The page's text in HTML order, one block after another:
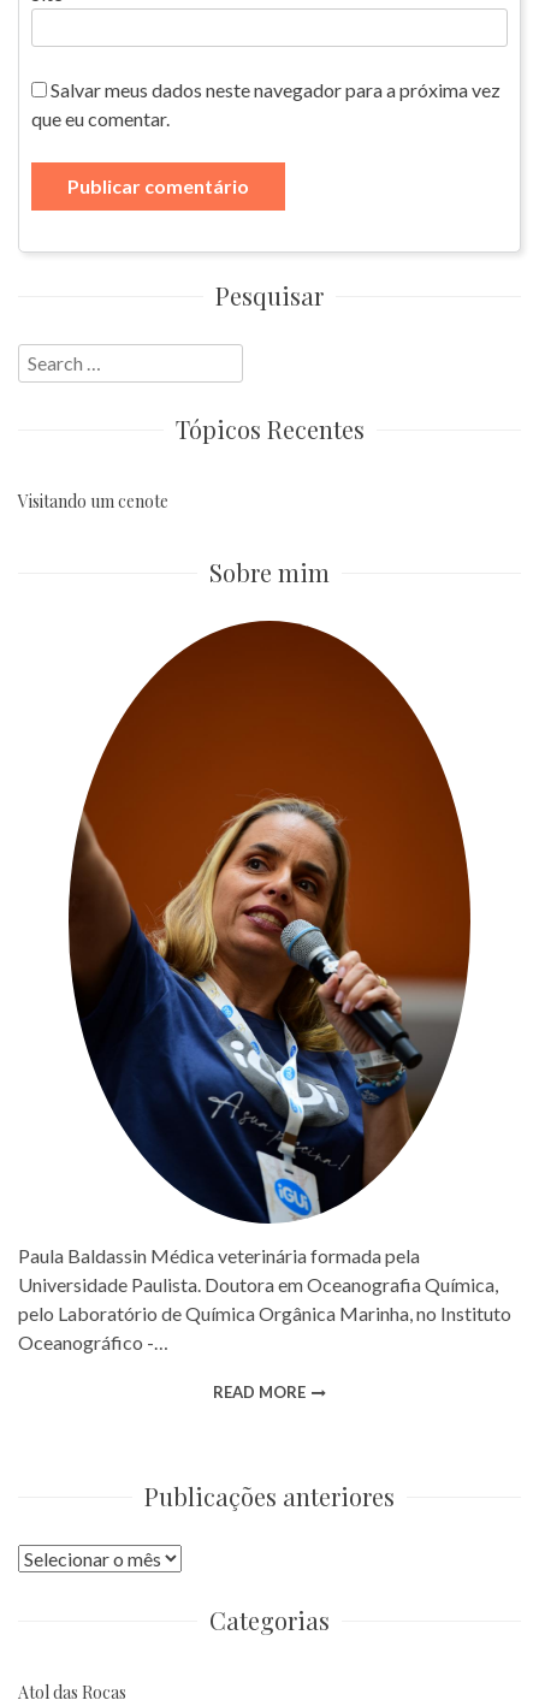
Salvar meus dados neste navegador para a próxima vez
que eu comentar.
Pesquisar
Search
for:
Tópicos Recentes
Visitando um cenote
Sobre mim
Paula Baldassin Médica veterinária formada pela
Universidade Paulista. Doutora em Oceanografia Química,
pelo Laboratório de Química Orgânica Marinha, no Instituto
Oceanográfico -…
READ MORE
Publicações anteriores
Publicações
Categorias
Atol das Rocas